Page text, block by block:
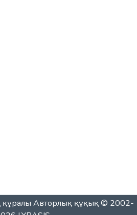
құралы Авторлық құқық © 2002-